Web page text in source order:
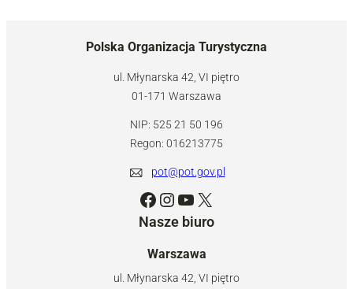
Polska Organizacja Turystyczna
ul. Młynarska 42, VI piętro
01-171 Warszawa
NIP: 525 21 50 196
Regon: 016213775
pot@pot.gov.pl
Facebook Instagram YouTube X
Nasze biuro
Warszawa
ul. Młynarska 42, VI piętro